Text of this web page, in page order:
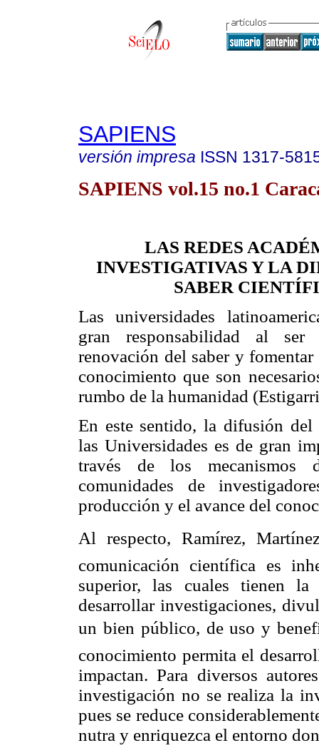
SAPIENS
versión impresa ISSN 1317-
SAPIENS vol.15 no.1
LAS REDES
INVESTIGATIVAS Y LA
SABER
Las universidades
gran responsabilidad al
renovación del saber y
conocimiento que son
rumbo de la humanidad
En este sentido, la difusión del
las Universidades es de gran
través de los mecanismos
comunidades de
producción y el avance del
Al respecto, Ramírez,
comunicación científica es
superior, las cuales tienen
desarrollar investigaciones,
un bien público, de uso y
conocimiento permita el
impactan. Para diversos
investigación no se realiza la
pues se reduce
nutra y enriquezca el entorno